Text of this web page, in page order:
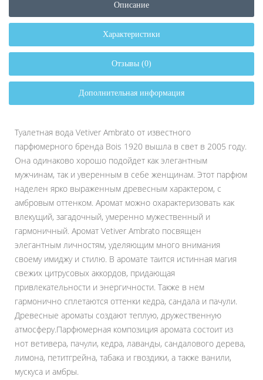
Описание
Характеристики
Отзывы (0)
Дополнительная информация
Туалетная вода Vetiver Ambrato от известного
парфюмерного бренда Bois 1920 вышла в свет в 2005 году.
Она одинаково хорошо подойдет как элегантным
мужчинам, так и уверенным в себе женщинам. Этот парфюм
наделен ярко выраженным древесным характером, с
амбровым оттенком. Аромат можно охарактеризовать как
влекущий, загадочный, умеренно мужественный и
гармоничный. Аромат Vetiver Ambrato посвящен
элегантным личностям, уделяющим много внимания
своему имиджу и стилю. В аромате таится истинная магия
свежих цитрусовых аккордов, придающая
привлекательности и энергичности. Также в нем
гармонично сплетаются оттенки кедра, сандала и пачули.
Древесные ароматы создают теплую, дружественную
атмосферу.Парфюмерная композиция аромата состоит из
нот ветивера, пачули, кедра, лаванды, сандалового дерева,
лимона, петитгрейна, табака и гвоздики, а также ванили,
мускуса и амбры.